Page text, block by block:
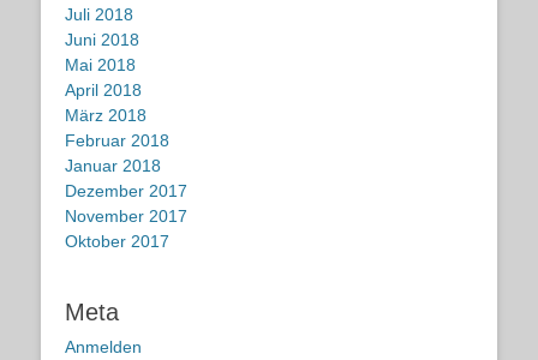
Juli 2018
Juni 2018
Mai 2018
April 2018
März 2018
Februar 2018
Januar 2018
Dezember 2017
November 2017
Oktober 2017
Meta
Anmelden